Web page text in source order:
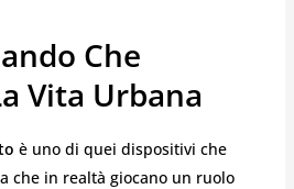
Che
Vita Urbana
è uno di quei dispositivi che
che in realtà giocano un ruolo